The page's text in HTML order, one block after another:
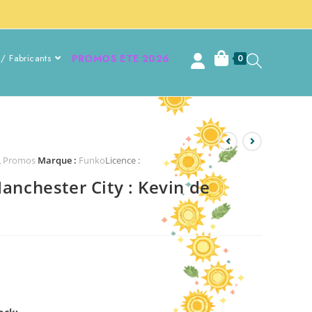
Fabricants PROMOS ETE 2026 0
Promos Marque : FunkoLicence :
City : Kevin de